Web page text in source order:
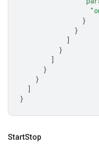
}
}
]
}
]
}
}
]
}
StartStop